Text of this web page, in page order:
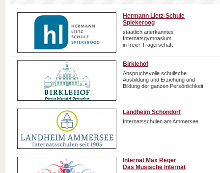
Hermann Lietz-Schule
Spiekeroog
staatlich anerkanntes
Internatsgymnasium
in freier Trägerschaft
Birklehof
Anspruchsvolle schulische
Ausbildung und Erziehung und
Bildung der ganzen Persönlichkeit
Landheim Schondorf
Internatsschulen am Ammersee
Internat Max Reger
Das Musische Internat